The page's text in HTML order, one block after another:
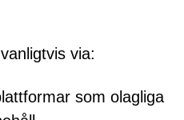
via:
som olagliga